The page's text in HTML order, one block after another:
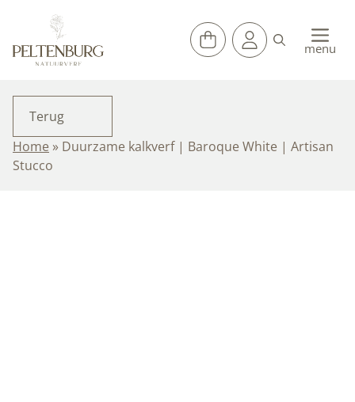
de
inhoud
menu
Terug
Home » Duurzame kalkverf | Baroque White | Artisan
Stucco